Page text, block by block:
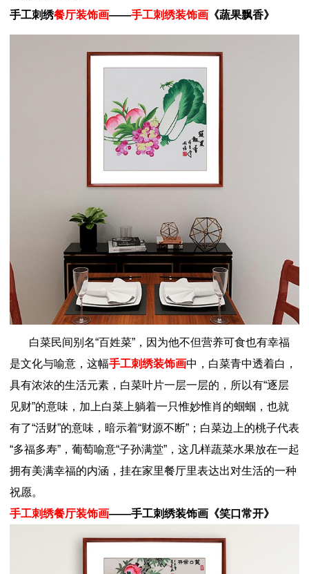
手工刺绣餐厅装饰画——手工刺绣装饰画 《蔬果飘香》
白菜民间别名“百姓菜”，因为他不但营养可食也有幸福
是文化与喻意，这幅手工刺绣装饰画中，白菜青中透着白，
具有浓浓的生活元素，白菜叶片一层一层的，所以有“逐层
见财”的意味，加上白菜上躺着一只惟妙惟肖的蝈蝈，也就
有了“活财”的意味，暗示着“财源不断”；白菜边上的桃子代表
“多福多寿”，葡萄喻意“子孙满堂”，这几样蔬菜水果放在一起
拥有美满幸福的内涵，挂在家里餐厅里表达出对生活的一种
祝愿。
手工刺绣餐厅装饰画——手工刺绣装饰画《笑口常开》